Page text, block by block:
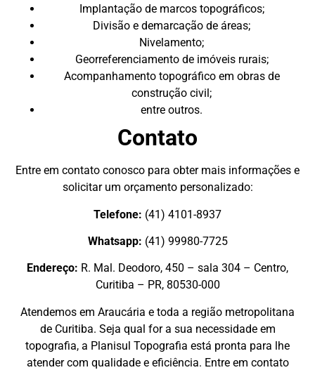
Implantação de marcos topográficos;
Divisão e demarcação de áreas;
Nivelamento;
Georreferenciamento de imóveis rurais;
Acompanhamento topográfico em obras de
construção civil;
entre outros.
Contato
Entre em contato conosco para obter mais informações e
solicitar um orçamento personalizado:
Telefone: (41) 4101-8937
Whatsapp: (41) 99980-7725
Endereço: R. Mal. Deodoro, 450 – sala 304 – Centro,
Curitiba – PR, 80530-000
Atendemos em Araucária e toda a região metropolitana
de Curitiba. Seja qual for a sua necessidade em
topografia, a Planisul Topografia está pronta para lhe
atender com qualidade e eficiência. Entre em contato